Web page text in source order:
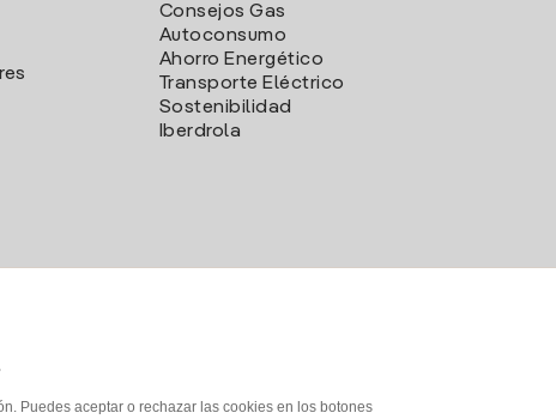
Consejos Gas
Autoconsumo
Ahorro Energético
Transporte Eléctrico
Sostenibilidad
Iberdrola
Puedes aceptar o rechazar las cookies en los botones